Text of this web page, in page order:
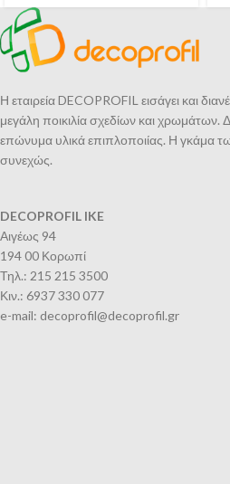
Η εταιρεία DECOPROFIL εισάγει και
μεγάλη ποικιλία σχεδίων και χρωμάτων.
επώνυμα υλικά επιπλοποιίας. Η γκάμα
συνεχώς.
DECOPROFIL IKE
Αιγέως 94
194 00 Κορωπί
Τηλ.: 215 215 3500
Κιν.: 6937 330 077
e-mail: decoprofil@decoprofil.gr